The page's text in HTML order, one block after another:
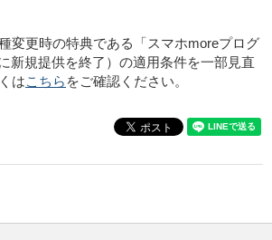
変更時の特典である「スマホmoreプログ
新規提供を終了）の適用条件を一部見直
はこちら をご確認ください。